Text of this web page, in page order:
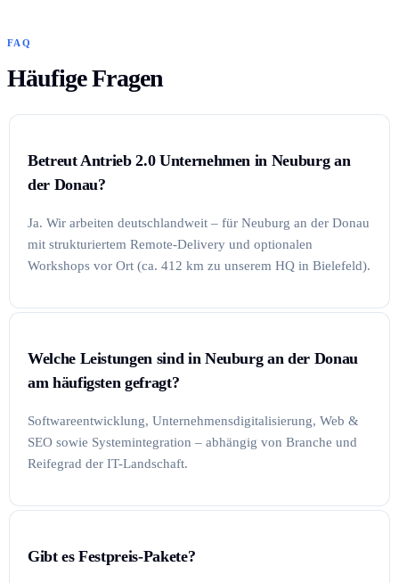
FAQ
Häufige Fragen
Betreut Antrieb 2.0 Unternehmen in Neuburg an
der Donau?
Ja. Wir arbeiten deutschlandweit – für Neuburg an der Donau
mit strukturiertem Remote-Delivery und optionalen
Workshops vor Ort (ca. 412 km zu unserem HQ in Bielefeld).
Welche Leistungen sind in Neuburg an der Donau
am häufigsten gefragt?
Softwareentwicklung, Unternehmensdigitalisierung, Web &
SEO sowie Systemintegration – abhängig von Branche und
Reifegrad der IT-Landschaft.
Gibt es Festpreis-Pakete?